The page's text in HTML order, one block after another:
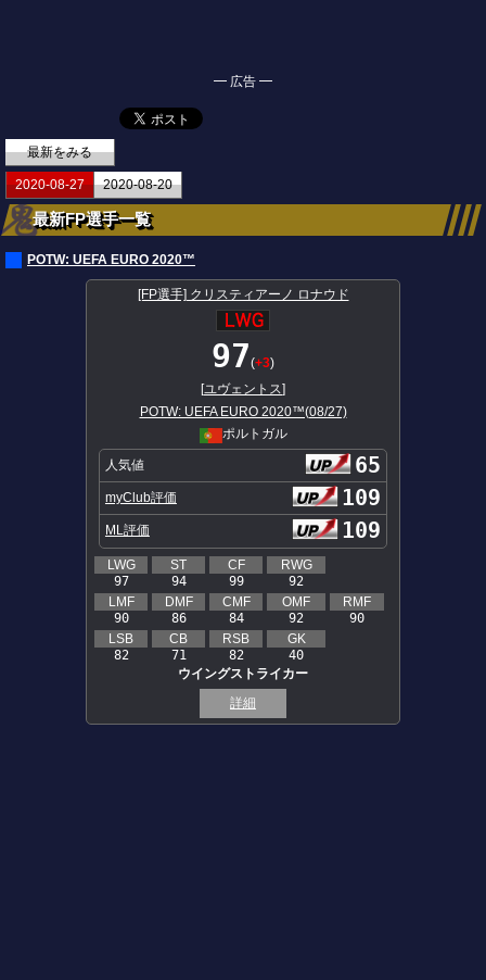
━ 広告 ━
最新をみる
2020-08-27 2020-08-20
最新FP選手一覧
POTW: UEFA EURO 2020™
[FP選手] クリスティアーノ ロナウド
97(+3)
[ユヴェントス]
POTW: UEFA EURO 2020™(08/27)
ポルトガル
人気値 65
myClub評価 109
ML評価 109
LWG
97
ST
94
CF
99
RWG
92
LMF
90
DMF
86
CMF
84
OMF
92
RMF
90
LSB
82
CB
71
RSB
82
GK
40
ウイングストライカー
詳細